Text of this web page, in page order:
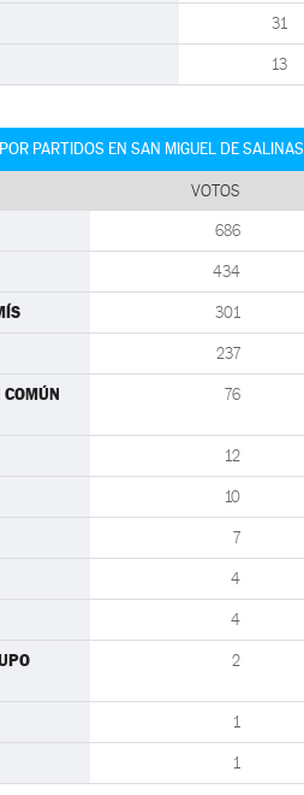
31
13
PARTIDOS EN SAN MIGUEL DE SALINAS
VOTOS
686
434
301
237
76
12
10
7
4
4
2
1
1